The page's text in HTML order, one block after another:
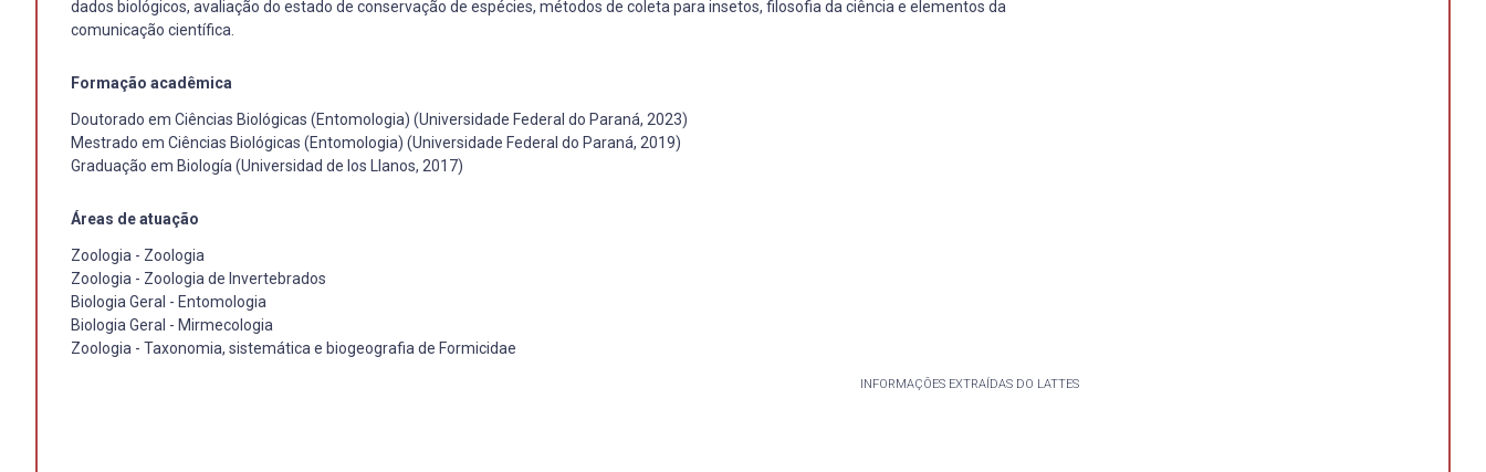
dados biológicos, avaliação do estado de conservação de espécies, métodos de coleta para insetos, filosofia da ciência e elementos da
comunicação científica.
Formação acadêmica
Doutorado em Ciências Biológicas (Entomologia) (Universidade Federal do Paraná, 2023)
Mestrado em Ciências Biológicas (Entomologia) (Universidade Federal do Paraná, 2019)
Graduação em Biología (Universidad de los Llanos, 2017)
Áreas de atuação
Zoologia - Zoologia
Zoologia - Zoologia de Invertebrados
Biologia Geral - Entomologia
Biologia Geral - Mirmecologia
Zoologia - Taxonomia, sistemática e biogeografia de Formicidae
INFORMAÇÕES EXTRAÍDAS DO LATTES